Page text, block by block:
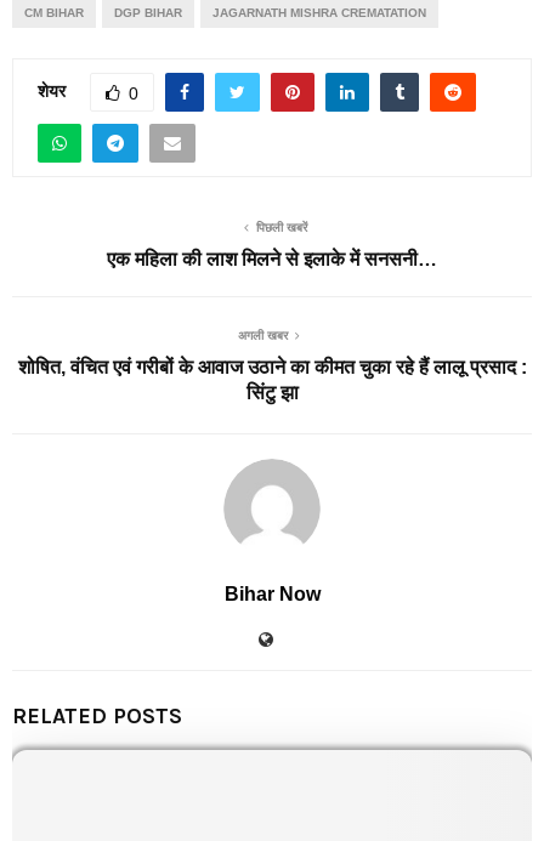
CM BIHAR DGP BIHAR JAGARNATH MISHRA CREMATATION
शेयर 0
पिछली खबरें
एक महिला की लाश मिलने से इलाके में सनसनी…
अगली खबर
शोषित, वंचित एवं गरीबों के आवाज उठाने का कीमत चुका रहे हैं लालू प्रसाद :
सिंटु झा
Bihar Now
RELATED POSTS